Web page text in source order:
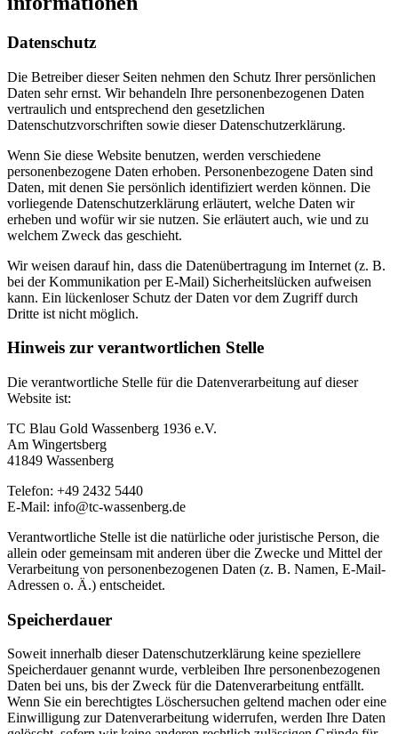
Datenschutz
Die Betreiber dieser Seiten nehmen den Schutz Ihrer persönlichen
Daten sehr ernst. Wir behandeln Ihre personenbezogenen Daten
vertraulich und entsprechend den gesetzlichen
Datenschutzvorschriften sowie dieser Datenschutzerklärung.
Wenn Sie diese Website benutzen, werden verschiedene
personenbezogene Daten erhoben. Personenbezogene Daten sind
Daten, mit denen Sie persönlich identifiziert werden können. Die
vorliegende Datenschutzerklärung erläutert, welche Daten wir
erheben und wofür wir sie nutzen. Sie erläutert auch, wie und zu
welchem Zweck das geschieht.
Wir weisen darauf hin, dass die Datenübertragung im Internet (z. B.
bei der Kommunikation per E-Mail) Sicherheitslücken aufweisen
kann. Ein lückenloser Schutz der Daten vor dem Zugriff durch
Dritte ist nicht möglich.
Hinweis zur verantwortlichen Stelle
Die verantwortliche Stelle für die Datenverarbeitung auf dieser
Website ist:
TC Blau Gold Wassenberg 1936 e.V.
Am Wingertsberg
41849 Wassenberg
Telefon: +49 2432 5440
E-Mail: info@tc-wassenberg.de
Verantwortliche Stelle ist die natürliche oder juristische Person, die
allein oder gemeinsam mit anderen über die Zwecke und Mittel der
Verarbeitung von personenbezogenen Daten (z. B. Namen, E-Mail-
Adressen o. Ä.) entscheidet.
Speicherdauer
Soweit innerhalb dieser Datenschutzerklärung keine speziellere
Speicherdauer genannt wurde, verbleiben Ihre personenbezogenen
Daten bei uns, bis der Zweck für die Datenverarbeitung entfällt.
Wenn Sie ein berechtigtes Löschersuchen geltend machen oder eine
Einwilligung zur Datenverarbeitung widerrufen, werden Ihre Daten